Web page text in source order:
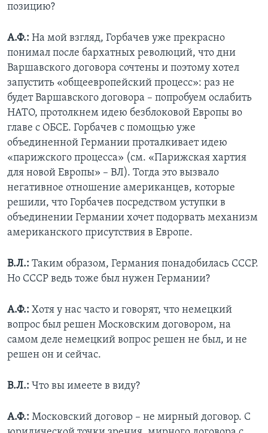
позицию?
А.Ф.: На мой взгляд, Горбачев уже прекрасно
понимал после бархатных революций, что дни
Варшавского договора сочтены и поэтому хотел
запустить «общеевропейский процесс»: раз не
будет Варшавского договора – попробуем ослабить
НАТО, протолкнем идею безблоковой Европы во
главе с ОБСЕ. Горбачев с помощью уже
объединенной Германии проталкивает идею
«парижского процесса» (см. «Парижская хартия
для новой Европы» – ВЛ). Тогда это вызвало
негативное отношение американцев, которые
решили, что Горбачев посредством уступки в
объединении Германии хочет подорвать механизм
американского присутствия в Европе.
В.Л.: Таким образом, Германия понадобилась СССР.
Но СССР ведь тоже был нужен Германии?
А.Ф.: Хотя у нас часто и говорят, что немецкий
вопрос был решен Московским договором, на
самом деле немецкий вопрос решен не был, и не
решен он и сейчас.
В.Л.: Что вы имеете в виду?
А.Ф.: Московский договор – не мирный договор. С